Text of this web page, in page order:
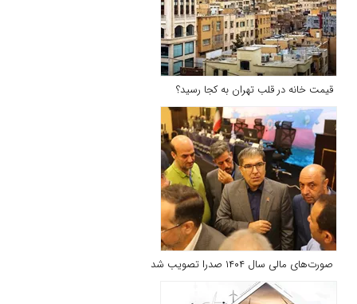
قیمت خانه در قلب تهران به کجا رسید؟
صورت‌های مالی سال ۱۴۰۴ صدرا تصویب شد